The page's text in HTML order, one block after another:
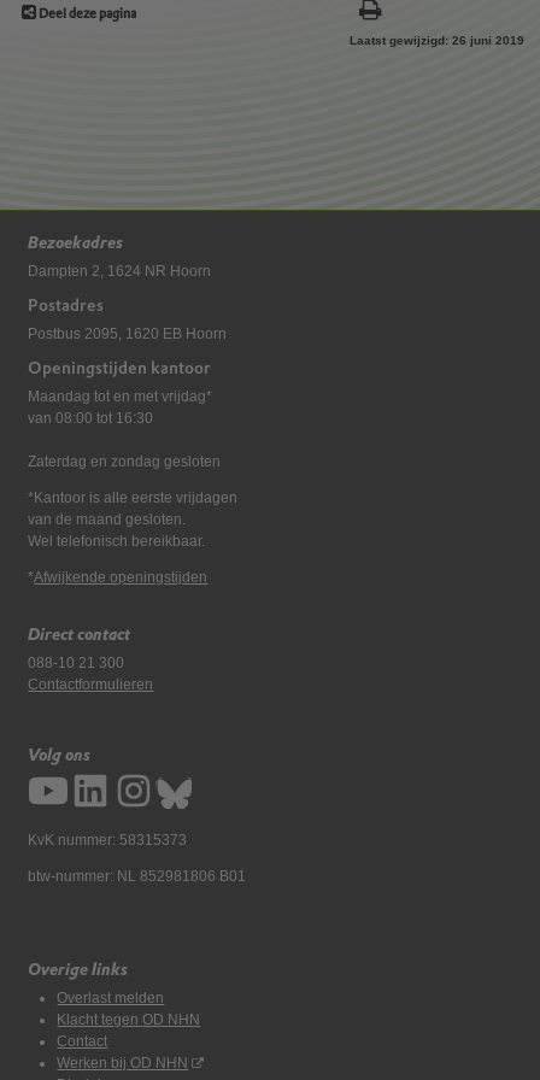
Deel deze pagina
Laatst gewijzigd: 26 juni 2019
Bezoekadres
Dampten 2, 1624 NR Hoorn
Postadres
Postbus 2095, 1620 EB Hoorn
Openingstijden kantoor
Maandag tot en met vrijdag*
van 08:00 tot 16:30
Zaterdag en zondag gesloten
*Kantoor is alle eerste vrijdagen
van de maand gesloten.
Wel telefonisch bereikbaar.
*Afwijkende openingstijden
Direct contact
088-10 21 300
Contactformulieren
Volg ons
KvK nummer: 58315373
btw-nummer: NL 852981806 B01
Overige links
Overlast melden
Klacht tegen OD NHN
Contact
Werken bij OD NHN